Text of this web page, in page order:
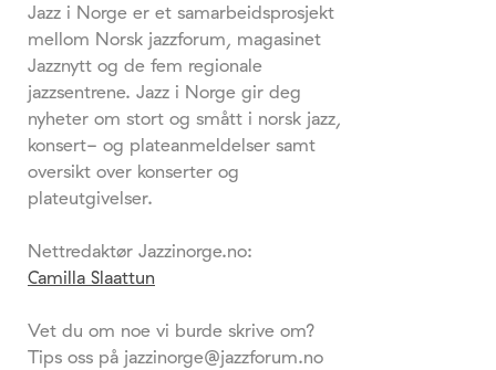
Jazz i Norge er et samarbeidsprosjekt
mellom Norsk jazzforum, magasinet
Jazznytt og de fem regionale
jazzsentrene. Jazz i Norge gir deg
nyheter om stort og smått i norsk jazz,
konsert- og plateanmeldelser samt
oversikt over konserter og
plateutgivelser.
Nettredaktør Jazzinorge.no:
Camilla Slaattun
Vet du om noe vi burde skrive om?
Tips oss på jazzinorge@jazzforum.no